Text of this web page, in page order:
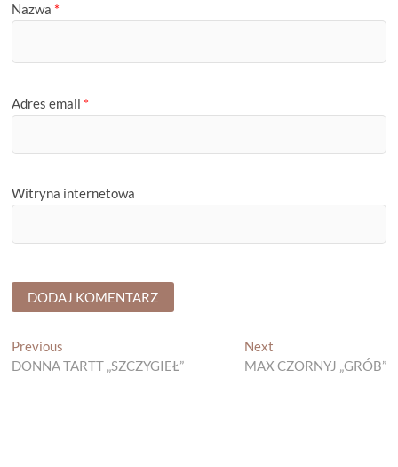
Nazwa *
Adres email *
Witryna internetowa
Nawigacja
wpisu
Previous
post:
DONNA TARTT „SZCZYGIEŁ”
NextNext
post:
MAX CZORNYJ „GRÓB”